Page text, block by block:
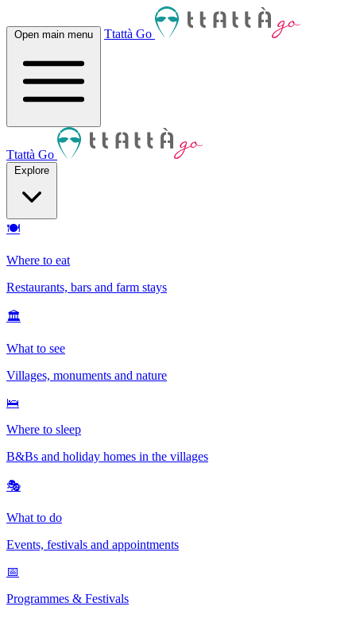
Open main menu Ttattà Go
Ttattà Go
Explore
🍽
Where to eat
Restaurants, bars and farm stays
🏛
What to see
Villages, monuments and nature
🛌
Where to sleep
B&Bs and holiday homes in the villages
🎭
What to do
Events, festivals and appointments
📅
Programmes & Festivals